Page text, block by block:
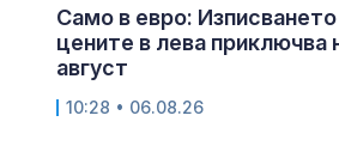
Само в евро: Изписването
цените в лева приключва
август
10:28 • 06.08.26